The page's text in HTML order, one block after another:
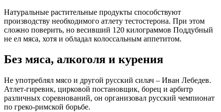
Натуральные растительные продукты способствуют
производству необходимого атлету тестостерона. При этом
сложно поверить, но весивший 120 килограммов Поддубный
не ел мяса, хотя и обладал колоссальным аппетитом.
Без мяса, алкоголя и курения
Не употреблял мясо и другой русский силач – Иван Лебедев.
Атлет-гиревик, цирковой постановщик, борец и арбитр
различных соревнований, он организовал русский чемпионат
по греко-римской борьбе.